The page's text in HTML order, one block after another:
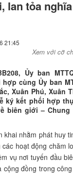
lan tỏa
21:45
Xem với cỡ
Ủy ban
cùng Ủy ban
Xuân Phú, Xuân
ký kết phối hợp
biên giới –
khai nhằm phát huy
hoạt động chăm
vụ nơi tuyến đầu
cộng đồng trong